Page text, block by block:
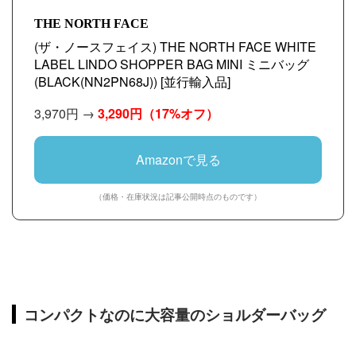
THE NORTH FACE
(ザ・ノースフェイス) THE NORTH FACE WHITE
LABEL LINDO SHOPPER BAG MINI ミニバッグ
(BLACK(NN2PN68J)) [並行輸入品]
3,970円 → 3,290円 （17%オフ）
Amazonで見る
（価格・在庫状況は記事公開時点のものです）
コンパクトなのに大容量のショルダーバッグ